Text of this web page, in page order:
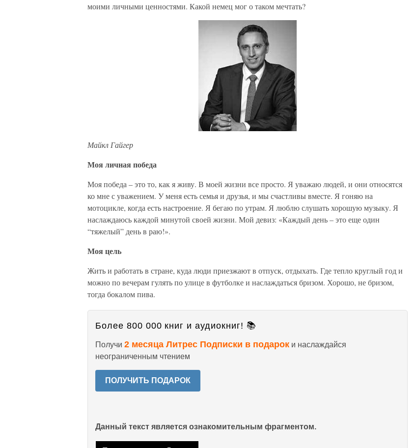
моими личными ценностями. Какой немец мог о таком мечтать?
Майкл Гайгер
Моя личная победа
Моя победа – это то, как я живу. В моей жизни все просто. Я уважаю людей, и они относятся
ко мне с уважением. У меня есть семья и друзья, и мы счастливы вместе. Я гоняю на
мотоцикле, когда есть настроение. Я бегаю по утрам. Я люблю слушать хорошую музыку. Я
наслаждаюсь каждой минутой своей жизни. Мой девиз: «Каждый день – это еще один
“тяжелый” день в раю!».
Моя цель
Жить и работать в стране, куда люди приезжают в отпуск, отдыхать. Где тепло круглый год и
можно по вечерам гулять по улице в футболке и наслаждаться бризом. Хорошо, не бризом,
тогда бокалом пива.
Более 800 000 книг и аудиокниг! 📚
Получи 2 месяца Литрес Подписки в подарок и наслаждайся
неограниченным чтением
ПОЛУЧИТЬ ПОДАРОК
Данный текст является ознакомительным фрагментом.